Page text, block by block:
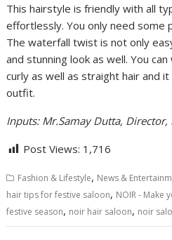
This hairstyle is friendly with all
effortlessly. You only need some
The waterfall twist is not only
and stunning look as well. You
curly as well as straight hair and
outfit.
Inputs: Mr.Samay Dutta, Director,
Post Views: 1,716
Fashion & Lifestyle, News &
hair tips for festive saloon, NOIR - Make
festive season, noir hair saloon, noir